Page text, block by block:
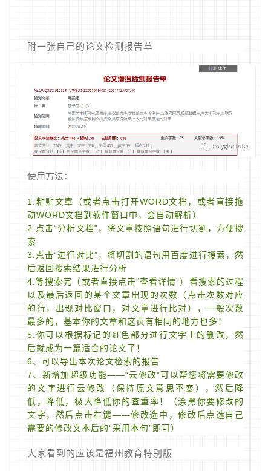
附一张自己的论文检测报告单
使用方法：
1.粘贴文章（或者点击打开WORD文档，或者直接拖
动WORD文档到软件窗口中，会自动解析）
2.点击“分析文档”，将文章按照语句进行切割，方便搜
索
3.点击“进行对比”，将切割的语句用百度进行搜索，然
后返回搜索结果进行分析
4.等搜索完（或者直接点击“查看详情”）看搜索的过程
以及最后返回的某个文章出现的次数（点击次数对应
的行，出现对比窗口，对文章进行比对），一般次数
最多的，基本你的文章和这页有相同的地方也多！
5.你可以根据标记的红色部分进行文字上的删改，然
后就成为一篇适合的论文了！
6、可以导出本次论文检索的报告
7、新增加超级功能——“云修改”可以帮您将需要修改
的文字进行云修改（保持原文意思不变），然后降
低，降低，极大降低你的查重率！（涂黑你要修改的
文字，然后点击右键——修改选中，修改后点选自己
需要的修改文本后的“采用本句”即可）
大家看到的应该是福州教育特别版